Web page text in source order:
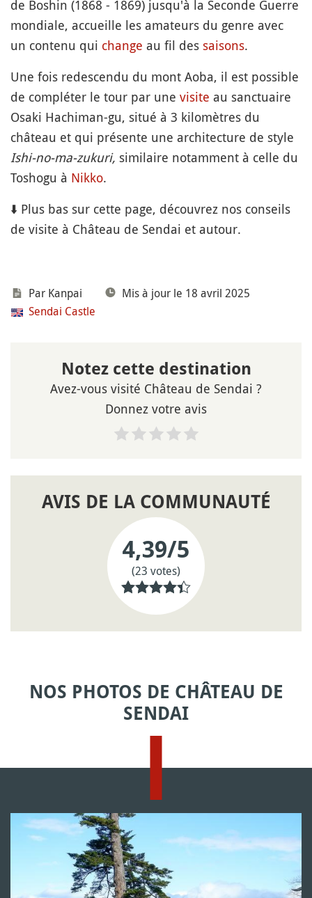
de Boshin (1868 - 1869) jusqu'à la Seconde Guerre
mondiale, accueille les amateurs du genre avec
un contenu qui change au fil des saisons.
Une fois redescendu du mont Aoba, il est possible
de compléter le tour par une visite au sanctuaire
Osaki Hachiman-gu, situé à 3 kilomètres du
château et qui présente une architecture de style
Ishi-no-ma-zukuri, similaire notamment à celle du
Toshogu à Nikko.
⬇️ Plus bas sur cette page, découvrez nos conseils
de visite à Château de Sendai et autour.
Par Kanpai
Mis à jour le 18 avril 2025
Sendai Castle
Notez cette destination
Avez-vous visité Château de Sendai ?
Donnez votre avis
AVIS DE LA COMMUNAUTÉ
4,39/5
(23 votes)
NOS PHOTOS DE CHÂTEAU DE
SENDAI